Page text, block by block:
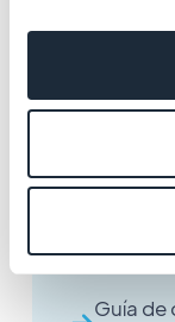
contenido.
Guía